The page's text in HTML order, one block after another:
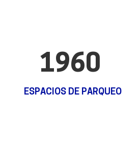
1960
ESPACIOS DE PARQUEO